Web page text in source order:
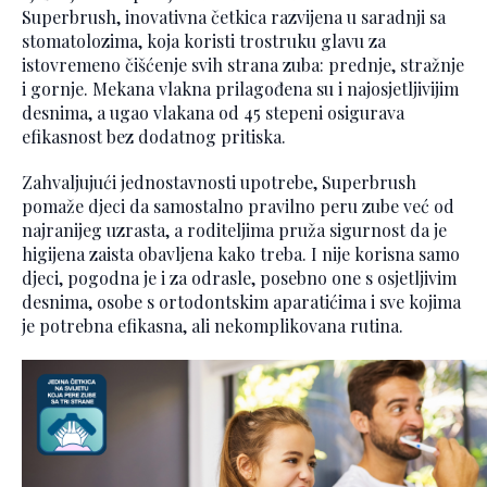
Superbrush, inovativna četkica razvijena u saradnji sa
stomatolozima, koja koristi trostruku glavu za
istovremeno čišćenje svih strana zuba: prednje, stražnje
i gornje. Mekana vlakna prilagođena su i najosjetljivijim
desnima, a ugao vlakana od 45 stepeni osigurava
efikasnost bez dodatnog pritiska.
Zahvaljujući jednostavnosti upotrebe, Superbrush
pomaže djeci da samostalno pravilno peru zube već od
najranijeg uzrasta, a roditeljima pruža sigurnost da je
higijena zaista obavljena kako treba. I nije korisna samo
djeci, pogodna je i za odrasle, posebno one s osjetljivim
desnima, osobe s ortodontskim aparatićima i sve kojima
je potrebna efikasna, ali nekomplikovana rutina.